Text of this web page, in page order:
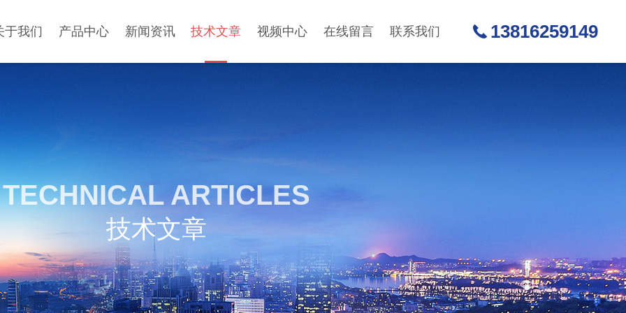
于我们 产品中心 新闻资讯 技术文章 视频中心 在线留言 联系我们 13816259149
TECHNICAL ARTICLES
技术文章